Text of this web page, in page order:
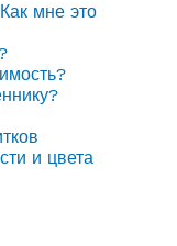
мне это
и цвета